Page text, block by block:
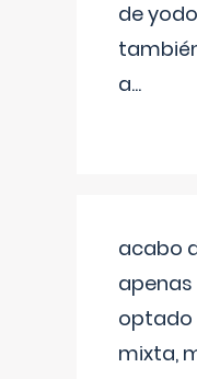
de
a...
acabo
apenas
optado
mixta,